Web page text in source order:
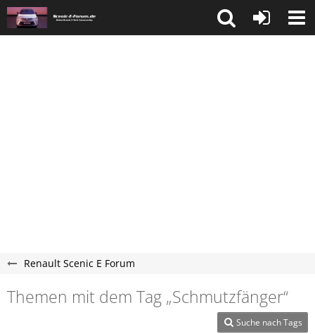
Renault Scenic E Forum
Themen mit dem Tag „Schmutzfänger“
Suche nach Tags